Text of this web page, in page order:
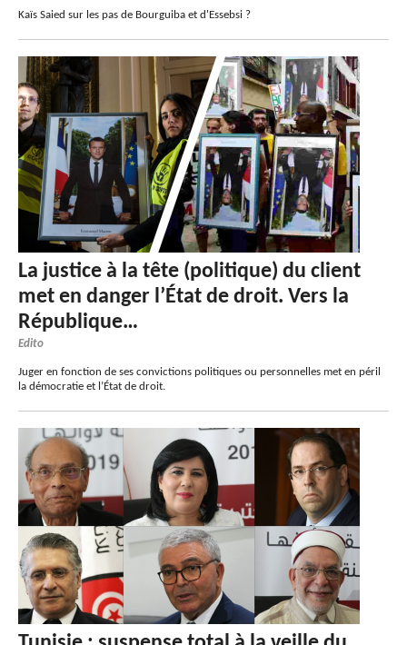
Kaïs Saied sur les pas de Bourguiba et d'Essebsi ?
La justice à la tête (politique) du client
met en danger l’État de droit. Vers la
République…
Edito
Juger en fonction de ses convictions politiques ou personnelles met en péril
la démocratie et l’État de droit.